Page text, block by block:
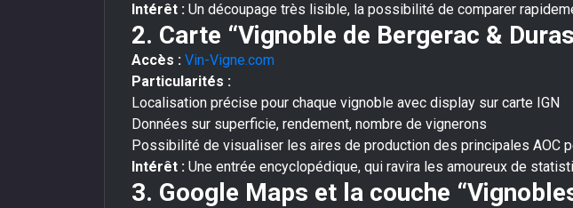
Intérêt : Un découpage très lisible, la possibilité de comparer
2. Carte “Vignoble de Bergerac &
Accès : Vin-Vigne.com
Particularités :
Localisation précise pour chaque vignoble avec display sur carte IGN
Données sur superficie, rendement, nombre de vignerons
Possibilité de visualiser les aires de production des principales AOC
Intérêt : Une entrée encyclopédique, qui ravira les amoureux de
3. Google Maps et la couche